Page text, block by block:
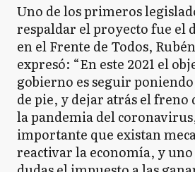
Uno de los primeros
respaldar el proyecto fue el
en el Frente de Todos,
expresó: “En este 2021 el
gobierno es seguir
de pie, y dejar atrás el freno
la pandemia del
importante que existan
reactivar la economía, y uno